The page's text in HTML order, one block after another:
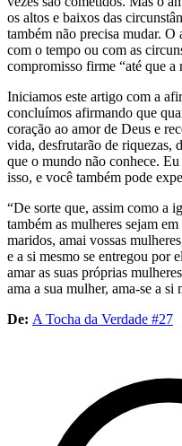
os altos e baixos das
também não precisa mudar.
com o tempo ou com as
compromisso firme “até que a
Iniciamos este artigo com a
concluímos afirmando que
coração ao amor de Deus e
vida, desfrutarão de riquezas,
que o mundo não conhece.
isso, e você também pode
“De sorte que, assim como a
também as mulheres sejam
maridos, amai vossas
e a si mesmo se entregou
amar as suas próprias
ama a sua mulher, ama-se a
De: A Tocha da Verdade #27